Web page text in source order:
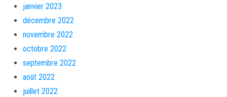
janvier 2023
décembre 2022
novembre 2022
octobre 2022
septembre 2022
août 2022
juillet 2022